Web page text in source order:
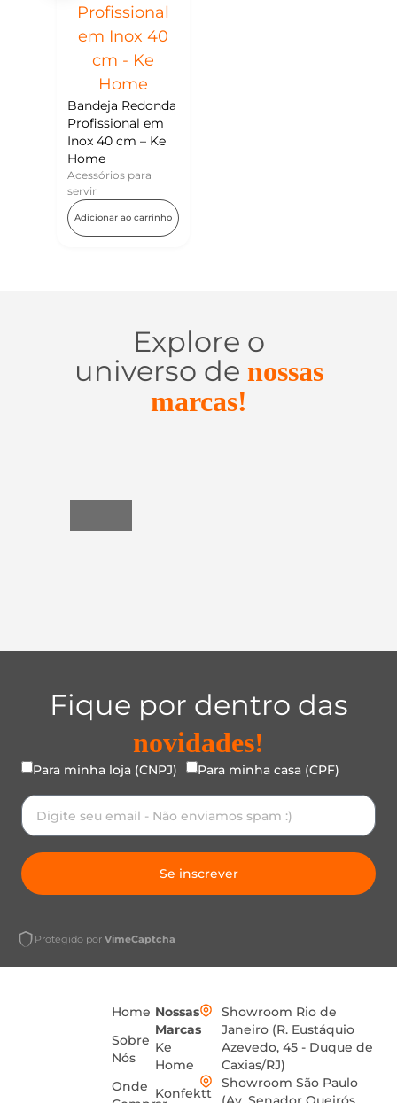
Bandeja Redonda
Profissional em
Inox 40 cm – Ke
Home
Acessórios para
servir
Adicionar ao carrinho
Explore o
universo de nossas
marcas!
Fique por dentro das
novidades!
Para minha loja (CNPJ) Para minha casa (CPF)
Se inscrever
Protegido por VimeCaptcha
Home
Sobre
Nós
Onde
Nossas
Marcas
Ke
Home
Konfektt
Showroom Rio de
Janeiro (R. Eustáquio
Azevedo, 45 - Duque de
Caxias/RJ)
Showroom São Paulo